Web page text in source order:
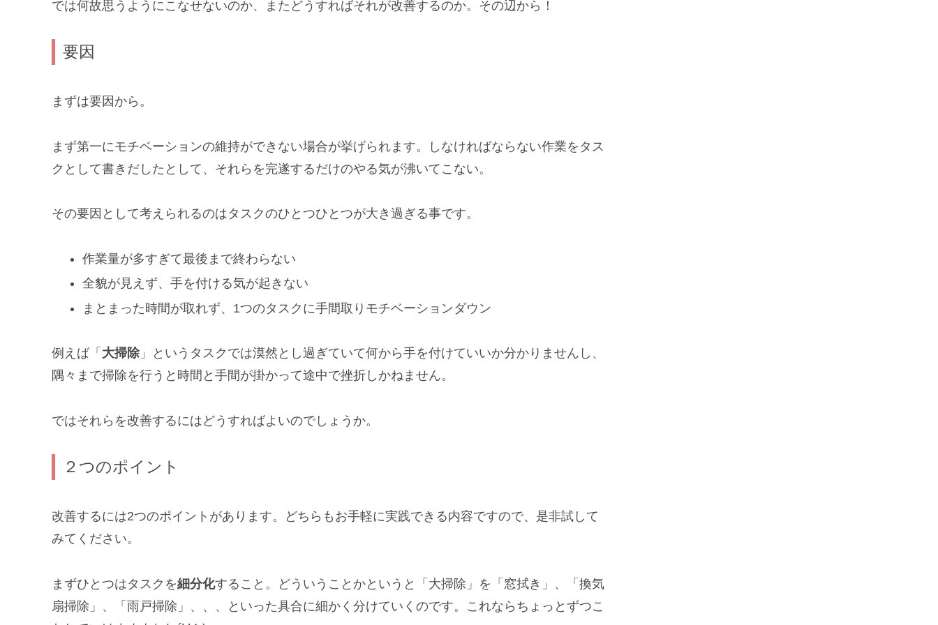
では何故思うようにこなせないのか、またどうすればそれが改善するのか。その辺から！
要因
まずは要因から。
まず第一にモチベーションの維持ができない場合が挙げられます。しなければならない作業をタス
クとして書きだしたとして、それらを完遂するだけのやる気が沸いてこない。
その要因として考えられるのはタスクのひとつひとつが大き過ぎる事です。
作業量が多すぎて最後まで終わらない
全貌が見えず、手を付ける気が起きない
まとまった時間が取れず、1つのタスクに手間取りモチベーションダウン
例えば「 大掃除」というタスクでは漠然とし過ぎていて何から手を付けていいか分かりませんし、
隅々まで掃除を行うと時間と手間が掛かって途中で挫折しかねません。
ではそれらを改善するにはどうすればよいのでしょうか。
２つのポイント
改善するには2つのポイントがあります。どちらもお手軽に実践できる内容ですので、是非試して
みてください。
まずひとつはタスクを細分化すること。どういうことかというと「大掃除」を「窓拭き」、「換気
扇掃除」、「雨戸掃除」、、、といった具合に細かく分けていくのです。これならちょっとずつこ